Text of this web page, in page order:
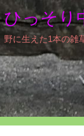
ひっそり
野に生えた1本の雑